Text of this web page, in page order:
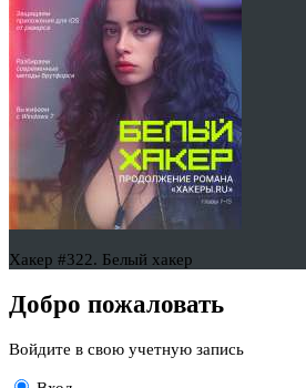
Хакер #322. Белый хакер
Добро пожаловать
Войдите в свою учетную запись